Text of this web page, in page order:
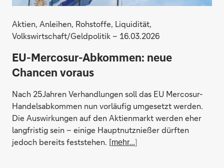
Aktien, Anleihen, Rohstoffe, Liquidität,
Volkswirtschaft/Geldpolitik – 16.03.2026
EU-Mercosur-Abkommen: neue
Chancen voraus
Nach 25 Jahren Verhandlungen soll das EU Mercosur-
Handelsabkommen nun vorläufig umgesetzt werden.
Die Auswirkungen auf den Aktienmarkt werden eher
langfristig sein – einige Hauptnutznießer dürften
jedoch bereits feststehen. [mehr...]